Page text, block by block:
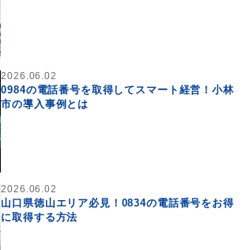
2026.06.02
0984の電話番号を取得してスマート経営！小林
市の導入事例とは
2026.06.02
山口県徳山エリア必見！0834の電話番号をお得
に取得する方法